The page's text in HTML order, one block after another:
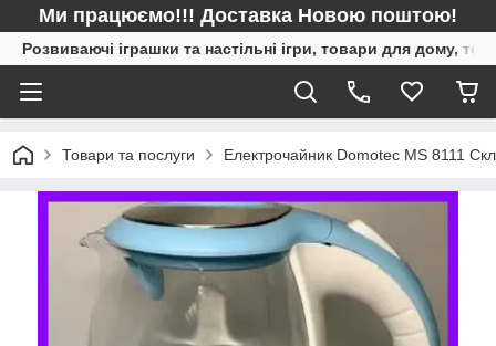
Ми працюємо!!! Доставка Новою поштою!
Розвиваючі іграшки та настільні ігри, товари для дому,
Товари та послуги Електрочайник Domotec MS 8111